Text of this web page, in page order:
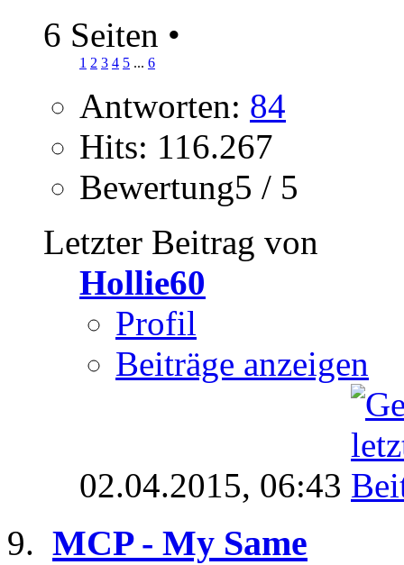
6 Seiten •
1 2 3 4 5 ... 6
Antworten: 84
Hits: 116.267
Bewertung5 / 5
Letzter Beitrag von
Hollie60
Profil
Beiträge anzeigen
02.04.2015, 06:43
MCP - My Same